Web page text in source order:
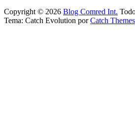
Copyright © 2026 Blog Comred Int.
Tema: Catch Evolution porCatch Themes